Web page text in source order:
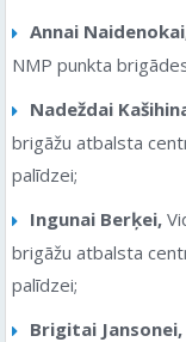
Annai
NMP punkta
Nadeždai
brigāžu atbalsta
palīdzei;
Ingunai Berķei,
brigāžu atbalsta
palīdzei;
Brigitai Jansonei,